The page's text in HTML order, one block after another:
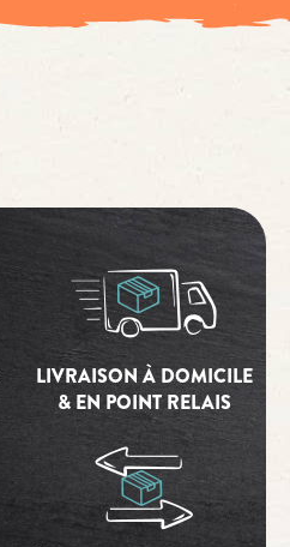
LIVRAISON À DOMICILE
& EN POINT RELAIS